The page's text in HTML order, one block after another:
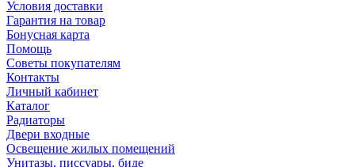
Условия доставки
Гарантия на товар
Бонусная карта
Помощь
Советы покупателям
Контакты
Личный кабинет
Каталог
Радиаторы
Двери входные
Освещение жилых помещений
Унитазы, писсуары, биде